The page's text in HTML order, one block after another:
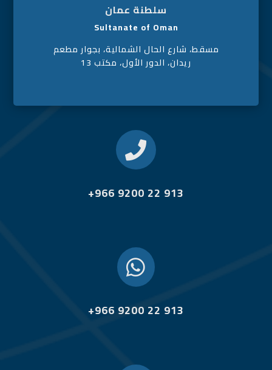
سلطنة عمان
Sultanate of Oman
مسقط، شارع الحال الشمالية، بجوار مطعم
ريدان، الدور الأول، مكتب 13

+966 9200 22 913

+966 9200 22 913